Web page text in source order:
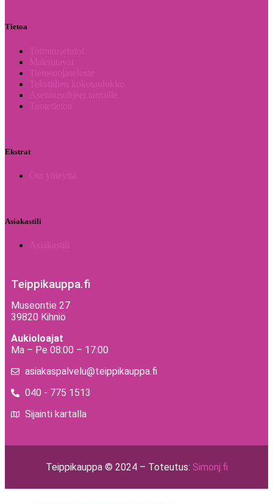
Tietoa
Ekstrat
Asiakastili
Teippikauppa.fi
Museontie 27
39820 Kihniö
Aukioloajat
Ma – Pe 08:00 – 17:00
asiakaspalvelu@teippikauppa.fi
040 - 775 1513
Sijainti kartalla
Teippikauppa © 2024 – Toteutus: Simonj.fi